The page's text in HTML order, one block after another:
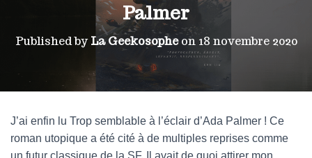
Palmer
Published byLa Geekosopheon 18 novembre 2020
J’ai enfin lu Trop semblable à l’éclair d’Ada Palmer ! Ce
roman utopique a été cité à de multiples reprises comme
un futur classique de la SF. Il avait de quoi attirer mon